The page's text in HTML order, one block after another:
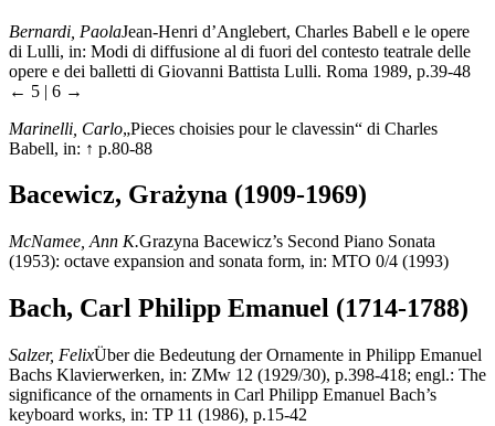
Bernardi, PaolaJean-Henri d’Anglebert, Charles Babell e le opere
di Lulli, in: Modi di diffusione al di fuori del contesto teatrale delle
opere e dei balletti di Giovanni Battista Lulli. Roma 1989, p.39-48
← 5 | 6 →
Marinelli, Carlo„Pieces choisies pour le clavessin“ di Charles
Babell, in: ↑ p.80-88
Bacewicz, Grażyna (1909-1969)
McNamee, Ann K.Grazyna Bacewicz’s Second Piano Sonata
(1953): octave expansion and sonata form, in: MTO 0/4 (1993)
Bach, Carl Philipp Emanuel (1714-1788)
Salzer, FelixÜber die Bedeutung der Ornamente in Philipp Emanuel
Bachs Klavierwerken, in: ZMw 12 (1929/30), p.398-418; engl.: The
significance of the ornaments in Carl Philipp Emanuel Bach’s
keyboard works, in: TP 11 (1986), p.15-42